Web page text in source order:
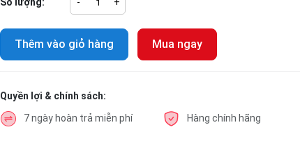
Thêm vào giỏ hàng Mua ngay
Quyền lợi & chính sách:
7 ngày hoàn trả miễn phí Hàng chính hãng